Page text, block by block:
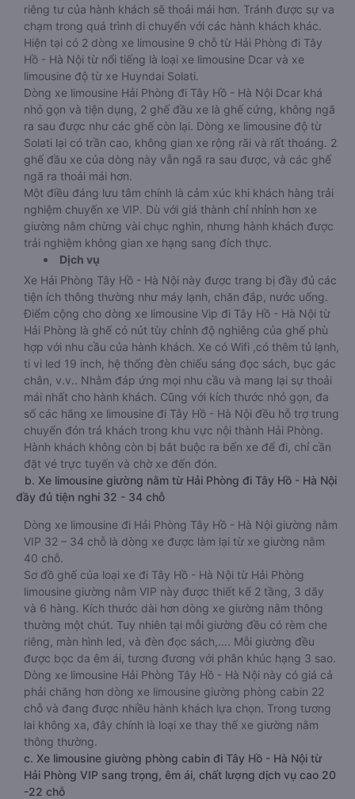
riêng tư của hành khách sẽ thoải mái hơn. Tránh được sự va
chạm trong quá trình di chuyển với các hành khách khác.
Hiện tại có 2 dòng xe limousine 9 chỗ từ Hải Phòng đi Tây
Hồ - Hà Nội từ nổi tiếng là loại xe limousine Dcar và xe
limousine độ từ xe Huyndai Solati.
Dòng xe limousine Hải Phòng đi Tây Hồ - Hà Nội Dcar khá
nhỏ gọn và tiện dụng, 2 ghế đầu xe là ghế cứng, không ngã
ra sau được như các ghế còn lại. Dòng xe limousine độ từ
Solati lại có trần cao, không gian xe rộng rãi và rất thoáng. 2
ghế đầu xe của dòng này vẫn ngã ra sau được, và các ghế
ngã ra thoải mái hơn.
Một điều đáng lưu tâm chính là cảm xúc khi khách hàng trải
nghiệm chuyến xe VIP. Dù với giá thành chỉ nhỉnh hơn xe
giường nằm chừng vài chục nghìn, nhưng hành khách được
trải nghiệm không gian xe hạng sang đích thực.
Dịch vụ
Xe Hải Phòng Tây Hồ - Hà Nội này được trang bị đầy đủ các
tiện ích thông thường như máy lạnh, chăn đắp, nước uống.
Điểm cộng cho dòng xe limousine Vip đi Tây Hồ - Hà Nội từ
Hải Phòng là ghế có nút tùy chỉnh độ nghiêng của ghế phù
hợp với nhu cầu của hành khách. Xe có Wifi ,có thêm tủ lạnh,
ti vi led 19 inch, hệ thống đèn chiếu sáng đọc sách, bục gác
chân, v.v.. Nhằm đáp ứng mọi nhu cầu và mang lại sự thoải
mái nhất cho hành khách. Cũng với kích thước nhỏ gọn, đa
số các hãng xe limousine đi Tây Hồ - Hà Nội đều hỗ trợ trung
chuyển đón trả khách trong khu vực nội thành Hải Phòng.
Hành khách không còn bị bắt buộc ra bến xe để đi, chỉ cần
đặt vé trực tuyến và chờ xe đến đón.
b. Xe limousine giường nằm từ Hải Phòng đi Tây Hồ - Hà Nội
đầy đủ tiện nghi 32 - 34 chỗ
Dòng xe limousine đi Hải Phòng Tây Hồ - Hà Nội giường nằm
VIP 32 – 34 chỗ là dòng xe được làm lại từ xe giường nằm
40 chỗ.
Sơ đồ ghế của loại xe đi Tây Hồ - Hà Nội từ Hải Phòng
limousine giường nằm VIP này được thiết kế 2 tầng, 3 dãy
và 6 hàng. Kích thước dài hơn dòng xe giường nằm thông
thường một chút. Tuy nhiên tại mỗi giường đều có rèm che
riêng, màn hình led, và đèn đọc sách,…. Mỗi giường đều
được bọc da êm ái, tương đương với phân khúc hạng 3 sao.
Dòng xe limousine Hải Phòng Tây Hồ - Hà Nội này có giá cả
phải chăng hơn dòng xe limousine giường phòng cabin 22
chỗ và đang được nhiều hành khách lựa chọn. Trong tương
lai không xa, đây chính là loại xe thay thế xe giường nằm
thông thường.
c. Xe limousine giường phòng cabin đi Tây Hồ - Hà Nội từ
Hải Phòng VIP sang trọng, êm ái, chất lượng dịch vụ cao 20
-22 chỗ